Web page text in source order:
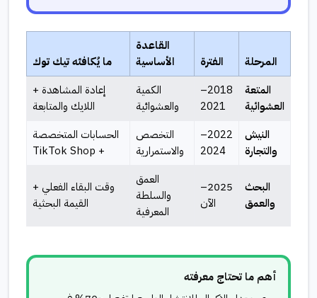
المرحلة الفترة
القاعدة
الأساسية
ما يُكافئه تيك توك
المتعة
العشوائية
2018–
2021
الكمية
والعشوائية
إعادة المشاهدة +
اللايك والمتابعة
النيش
والتجارة
2022–
2024
التخصص
والاستمرارية
الحسابات المتخصصة
+ TikTok Shop
البحث
والعمق
2025–
الآن
العمق
والسلطة
المعرفية
وقت البقاء الفعلي +
القيمة البحثية
أهم ما تحتاج معرفته